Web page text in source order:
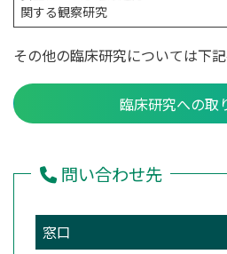
関する観察研究
その他の臨床研究については下
臨床研究への取
問い合わせ先
窓口